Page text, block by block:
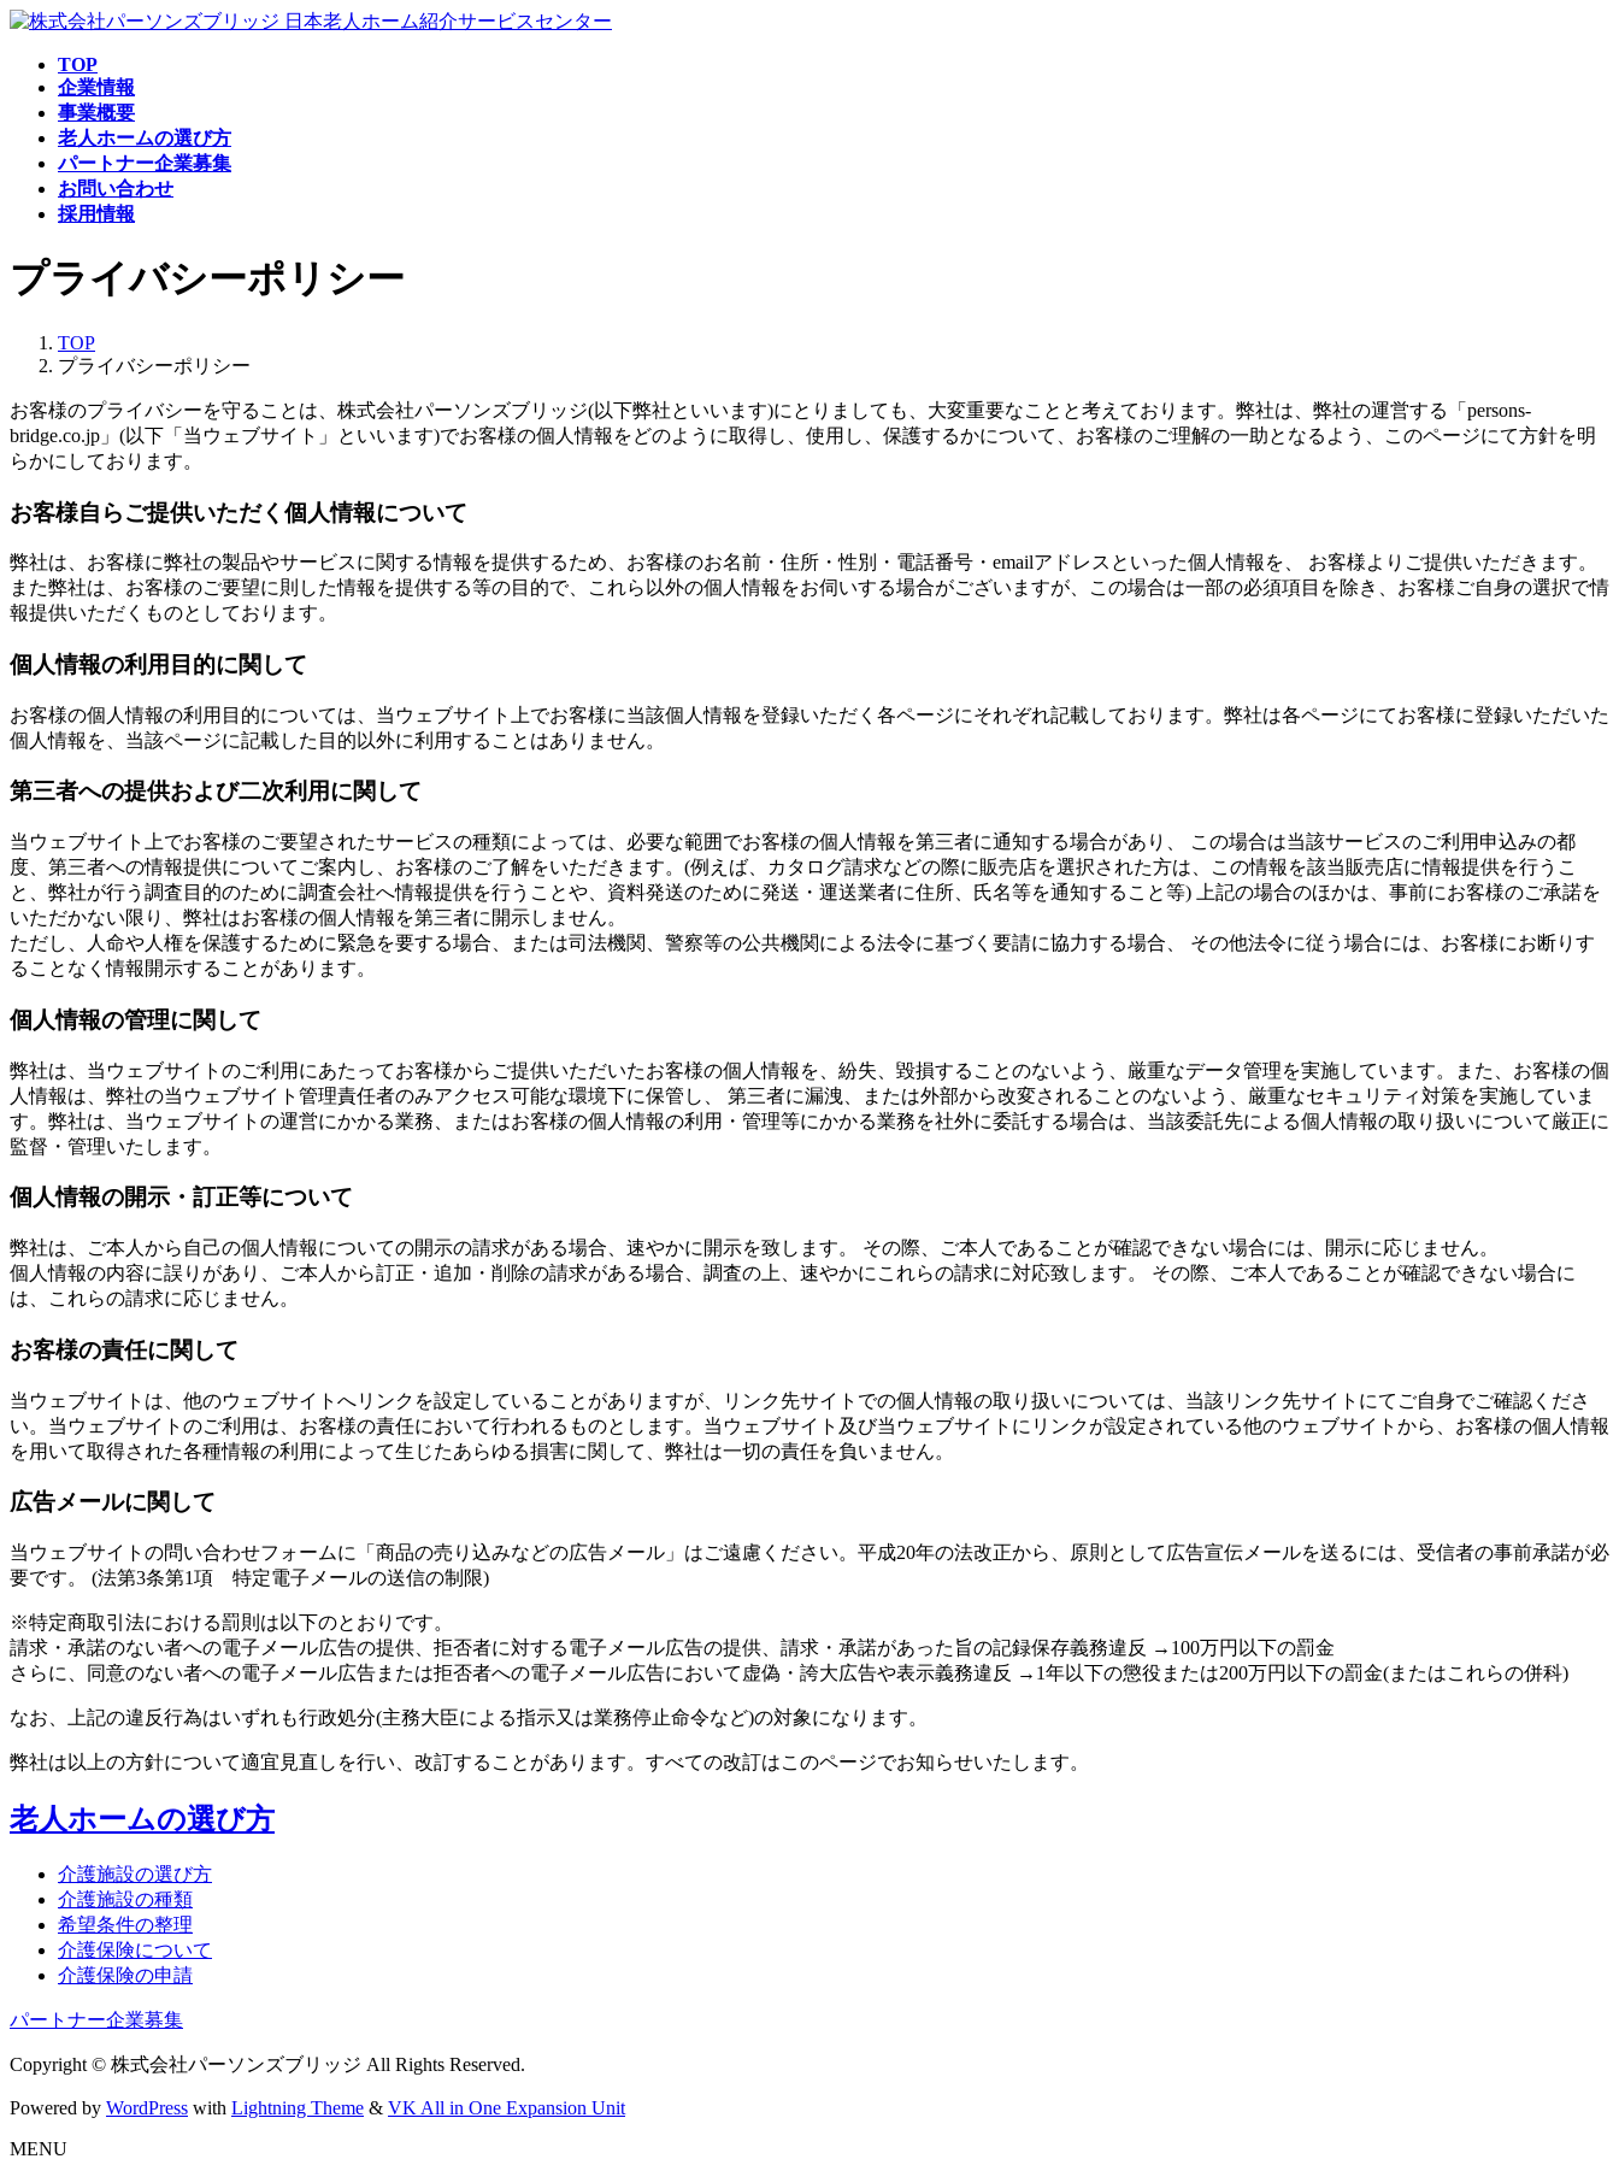
コ
ナ
日本老人ホーム紹介サービスセンター
TOP
企業情報
事業概要
老人ホームの選び方
パートナー企業募集
お問い合わせ
採用情報
プライバシーポリシー
TOP
プライバシーポリシー
お客様のプライバシーを守ることは、株式会社パーソンズブリッジ(以下弊社といいます)にとりましても、大変重要なことと考えております。弊社は、弊社の運営する「persons-
bridge.co.jp」(以下「当ウェブサイト」といいます)でお客様の個人情報をどのように取得し、使用し、保護するかについて、お客様のご理解の一助となるよう、このページにて方針を明
らかにしております。
お客様自らご提供いただく個人情報について
弊社は、お客様に弊社の製品やサービスに関する情報を提供するため、お客様のお名前・住所・性別・電話番号・emailアドレスといった個人情報を、 お客様よりご提供いただきます。
また弊社は、お客様のご要望に則した情報を提供する等の目的で、これら以外の個人情報をお伺いする場合がございますが、この場合は一部の必須項目を除き、お客様ご自身の選択で情
報提供いただくものとしております。
個人情報の利用目的に関して
お客様の個人情報の利用目的については、当ウェブサイト上でお客様に当該個人情報を登録いただく各ページにそれぞれ記載しております。弊社は各ページにてお客様に登録いただいた
個人情報を、当該ページに記載した目的以外に利用することはありません。
第三者への提供および二次利用に関して
当ウェブサイト上でお客様のご要望されたサービスの種類によっては、必要な範囲でお客様の個人情報を第三者に通知する場合があり、 この場合は当該サービスのご利用申込みの都
度、第三者への情報提供についてご案内し、お客様のご了解をいただきます。(例えば、カタログ請求などの際に販売店を選択された方は、この情報を該当販売店に情報提供を行うこ
と、弊社が行う調査目的のために調査会社へ情報提供を行うことや、資料発送のために発送・運送業者に住所、氏名等を通知すること等) 上記の場合のほかは、事前にお客様のご承諾を
いただかない限り、弊社はお客様の個人情報を第三者に開示しません。
ただし、人命や人権を保護するために緊急を要する場合、または司法機関、警察等の公共機関による法令に基づく要請に協力する場合、 その他法令に従う場合には、お客様にお断りす
ることなく情報開示することがあります。
個人情報の管理に関して
弊社は、当ウェブサイトのご利用にあたってお客様からご提供いただいたお客様の個人情報を、紛失、毀損することのないよう、厳重なデータ管理を実施しています。また、お客様の個
人情報は、弊社の当ウェブサイト管理責任者のみアクセス可能な環境下に保管し、 第三者に漏洩、または外部から改変されることのないよう、厳重なセキュリティ対策を実施していま
す。弊社は、当ウェブサイトの運営にかかる業務、またはお客様の個人情報の利用・管理等にかかる業務を社外に委託する場合は、当該委託先による個人情報の取り扱いについて厳正に
監督・管理いたします。
個人情報の開示・訂正等について
弊社は、ご本人から自己の個人情報についての開示の請求がある場合、速やかに開示を致します。 その際、ご本人であることが確認できない場合には、開示に応じません。
個人情報の内容に誤りがあり、ご本人から訂正・追加・削除の請求がある場合、調査の上、速やかにこれらの請求に対応致します。 その際、ご本人であることが確認できない場合に
は、これらの請求に応じません。
お客様の責任に関して
当ウェブサイトは、他のウェブサイトへリンクを設定していることがありますが、リンク先サイトでの個人情報の取り扱いについては、当該リンク先サイトにてご自身でご確認くださ
い。当ウェブサイトのご利用は、お客様の責任において行われるものとします。当ウェブサイト及び当ウェブサイトにリンクが設定されている他のウェブサイトから、お客様の個人情報
を用いて取得された各種情報の利用によって生じたあらゆる損害に関して、弊社は一切の責任を負いません。
広告メールに関して
当ウェブサイトの問い合わせフォームに「商品の売り込みなどの広告メール」はご遠慮ください。平成20年の法改正から、原則として広告宣伝メールを送るには、受信者の事前承諾が必
要です。 (法第3条第1項 特定電子メールの送信の制限)
※特定商取引法における罰則は以下のとおりです。
請求・承諾のない者への電子メール広告の提供、拒否者に対する電子メール広告の提供、請求・承諾があった旨の記録保存義務違反 →100万円以下の罰金
さらに、同意のない者への電子メール広告または拒否者への電子メール広告において虚偽・誇大広告や表示義務違反 →1年以下の懲役または200万円以下の罰金(またはこれらの併科)
なお、上記の違反行為はいずれも行政処分(主務大臣による指示又は業務停止命令など)の対象になります。
弊社は以上の方針について適宜見直しを行い、改訂することがあります。すべての改訂はこのページでお知らせいたします。
老人ホームの選び方
介護施設の選び方
介護施設の種類
希望条件の整理
介護保険について
介護保険の申請
パートナー企業募集
Copyright © 株式会社パーソンズブリッジ All Rights Reserved.
Powered by WordPress with Lightning Theme & VK All in One Expansion Unit
MENU